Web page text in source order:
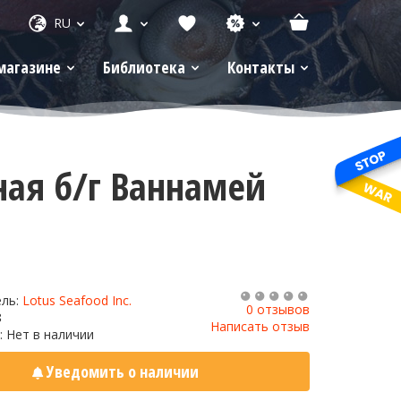
RU
Библиотека Контакты
б/г Ваннамей
Lotus Seafood Inc.
Нет в наличии
0 отзывов
Написать отзыв
Уведомить о наличии